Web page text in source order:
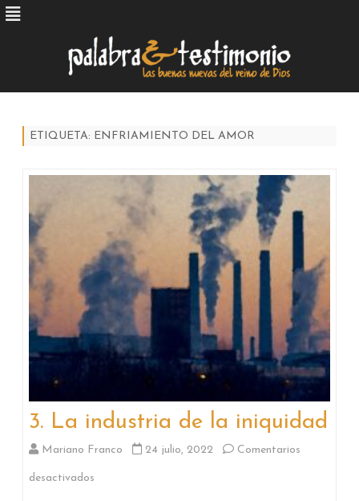
ETIQUETA: ENFRIAMIENTO DEL AMOR
3. La industria de la iniquidad
Mariano Franco 24 julio, 2022 Comentarios
desactivados